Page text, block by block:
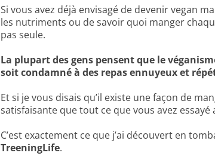
Si vous avez déjà envisagé de devenir vegan
les nutriments ou de savoir quoi manger
pas seule.
La plupart des gens pensent que le
soit condamné à des repas ennuyeux et
Et si je vous disais qu’il existe une façon de
satisfaisante que tout ce que vous avez essayé
C’est exactement ce que j’ai découvert en
TreeningLife.